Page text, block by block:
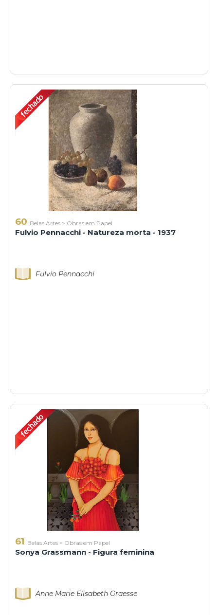
60 Belas Artes > Obras em Papel
Fulvio Pennacchi - Natureza morta - 1937
Fulvio Pennacchi
61 Belas Artes > Obras em Papel
Sonya Grassmann - Figura feminina
Anne Marie Elisabeth Graesse